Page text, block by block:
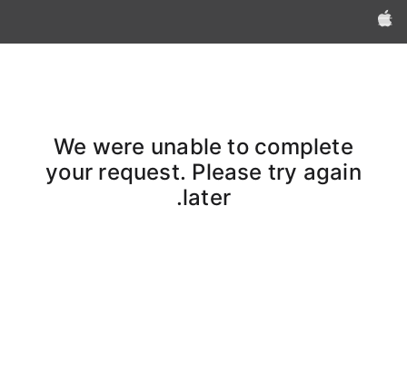
Apple‏
We were unable to complete
your request. Please try again
later.